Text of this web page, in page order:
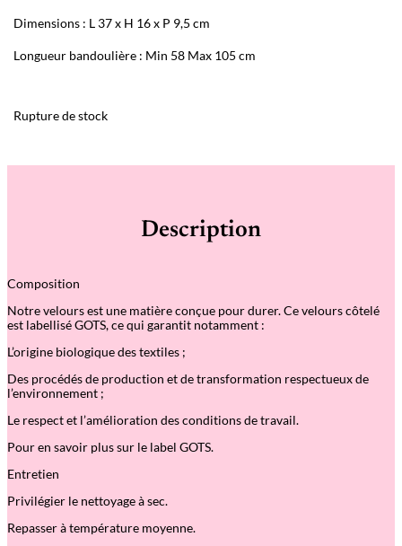
Dimensions : L 37 x H 16 x P 9,5 cm
Longueur bandoulière : Min 58 Max 105 cm
Rupture de stock
Description
Composition
Notre velours est une matière conçue pour durer. Ce velours côtelé
est labellisé GOTS, ce qui garantit notamment :
L’origine biologique des textiles ;
Des procédés de production et de transformation respectueux de
l’environnement ;
Le respect et l’amélioration des conditions de travail.
Pour en savoir plus sur le label GOTS.
Entretien
Privilégier le nettoyage à sec.
Repasser à température moyenne.